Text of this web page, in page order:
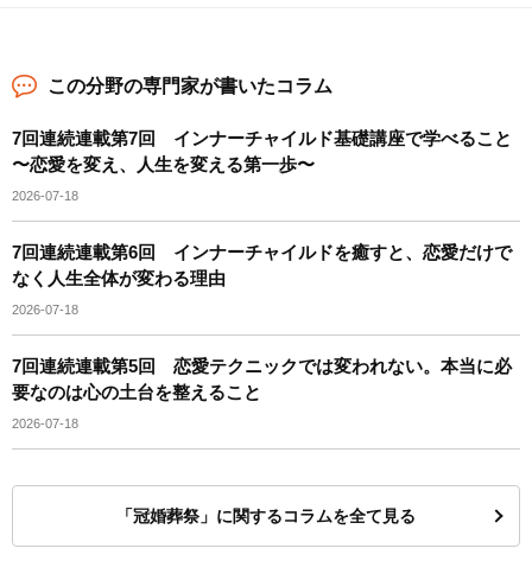
この分野の専門家が書いたコラム
7回連続連載第7回 インナーチャイルド基礎講座で学べること
〜恋愛を変え、人生を変える第一歩〜
2026-07-18
7回連続連載第6回 インナーチャイルドを癒すと、恋愛だけで
なく人生全体が変わる理由
2026-07-18
7回連続連載第5回 恋愛テクニックでは変われない。本当に必
要なのは心の土台を整えること
2026-07-18
「冠婚葬祭」に関するコラムを全て見る